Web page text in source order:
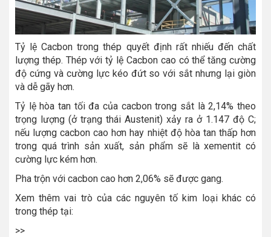
Tỷ lệ Cacbon trong thép quyết định rất nhiếu đến chất
lượng thép. Thép với tỷ lệ Cacbon cao có thể tăng cường
độ cứng và cường lực kéo đứt so với sắt nhưng lại giòn
và dễ gãy hơn.
Tỷ lệ hòa tan tối đa của cacbon trong sắt là 2,14% theo
trọng lượng (ở trạng thái Austenit) xảy ra ở 1.147 độ C;
nếu lượng cacbon cao hơn hay nhiệt độ hòa tan thấp hơn
trong quá trình sản xuất, sản phẩm sẽ là xementit có
cường lực kém hơn.
Pha trộn với cacbon cao hơn 2,06% sẽ được gang.
Xem thêm vai trò của các nguyên tố kim loại khác có
trong thép tại:
>>